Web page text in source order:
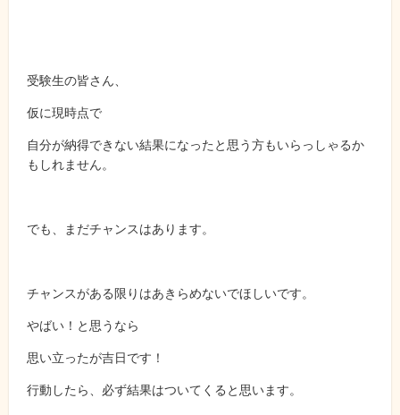
受験生の皆さん、
仮に現時点で
自分が納得できない結果になったと思う方もいらっしゃるか
もしれません。
でも、まだチャンスはあります。
チャンスがある限りはあきらめないでほしいです。
やばい！と思うなら
思い立ったが吉日です！
行動したら、必ず結果はついてくると思います。